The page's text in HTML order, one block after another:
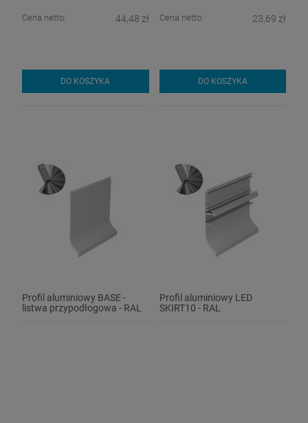
Cena netto: 44,48 zł
DO KOSZYKA
Cena netto: 23,69 zł
DO KOSZYKA
Profil aluminiowy BASE -
listwa przypodłogowa - RAL
Profil aluminiowy LED
SKIRT10 - RAL